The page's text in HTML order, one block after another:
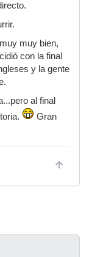
muy bien,
con la final
y la gente
al final
Gran